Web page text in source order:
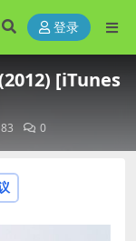
登录
[iTunes
83 0